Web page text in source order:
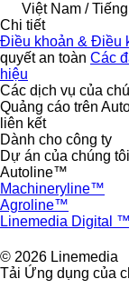
Việt Nam /
Chi tiết
Điều khoản & Điều
quyết an toàn Các
hiệu
Các dịch vụ của
Quảng cáo trên
liên kết
Dành cho công ty
Dự án của chúng tôi
Autoline™
Machineryline™
Agroline™
Linemedia Digital ™
© 2026 Linemedia
Tải Ứng dụng của